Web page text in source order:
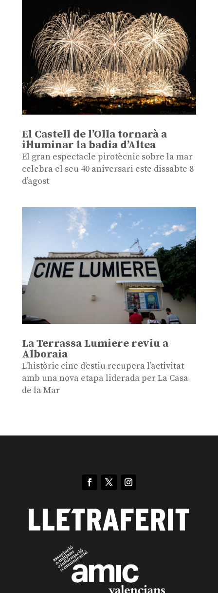
El Castell de l’Olla tornarà a
il·luminar la badia d’Altea
El gran espectacle pirotècnic sobre la mar
celebra el seu 40 aniversari este dissabte 8
d’agost
La Terrassa Lumiere reviu a
Alboraia
L’històric cine d’estiu recupera l’activitat
amb una nova etapa liderada per La Casa
de la Mar